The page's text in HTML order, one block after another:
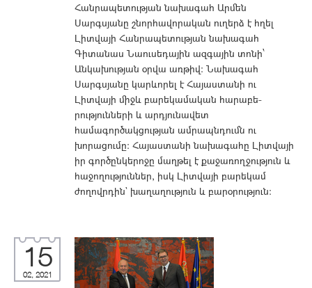
Հանրապետության նախագահ Արմեն
Սարգսյանը շնորհավորական ուղերձ է հղել
Լիտվայի Հանրապետության նախագահ
Գիտանաս Նաուսեդային ազգային տոնի՝
Անկախության օրվա առթիվ: Նախագահ
Սարգսյանը կարևորել է Հայաստանի ու
Լիտվայի միջև բարեկամական հարա­բե­
րությունների և արդյունավետ
համագործակցության ամրապնդումն ու
խորացումը։ Հայաստանի նախագահը Լիտվայի
իր գործընկերոջը մաղթել է քաջառողջություն և
հաջողություններ, իսկ Լիտվայի բարեկամ
ժողովրդին` խաղաղություն և բարօրություն։
15
02, 2021